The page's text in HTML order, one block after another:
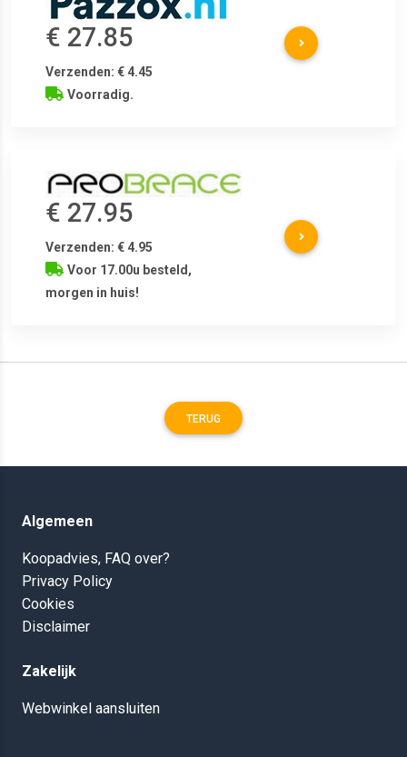
€ 27.85
Verzenden: € 4.45
Voorradig.
€ 27.95
Verzenden: € 4.95
Voor 17.00u besteld,
morgen in huis!
TERUG
Algemeen
Koopadvies, FAQ over?
Privacy Policy
Cookies
Disclaimer
Zakelijk
Webwinkel aansluiten